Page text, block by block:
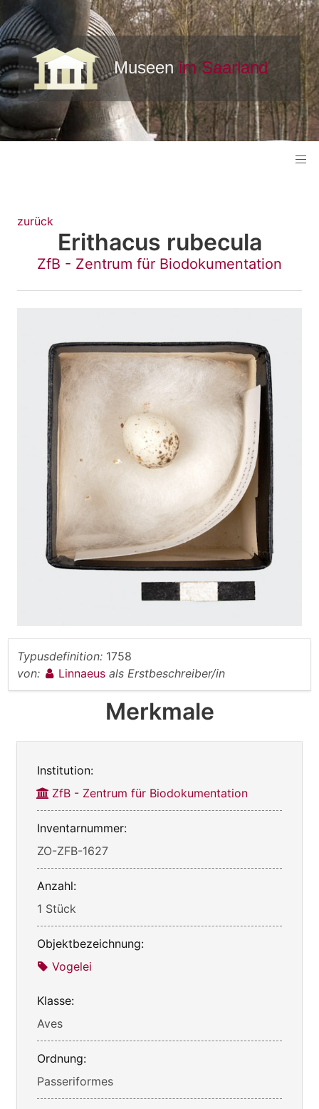
zurück
Erithacus rubecula
ZfB - Zentrum für Biodokumentation
Typusdefinition: 1758
von:
Linnaeus als Erstbeschreiber/in
Merkmale
Institution:
ZfB - Zentrum für Biodokumentation
Inventarnummer:
ZO-ZFB-1627
Anzahl:
1 Stück
Objektbezeichnung:
Vogelei
Klasse:
Aves
Ordnung:
Passeriformes